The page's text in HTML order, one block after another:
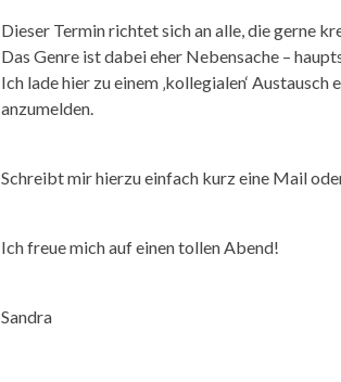
Dieser Termin richtet sich an alle, die gerne
Das Genre ist dabei eher Nebensache –
Ich lade hier zu einem ‚kollegialen‘
anzumelden.
Schreibt mir hierzu einfach kurz eine Mail
Ich freue mich auf einen tollen Abend!
Sandra